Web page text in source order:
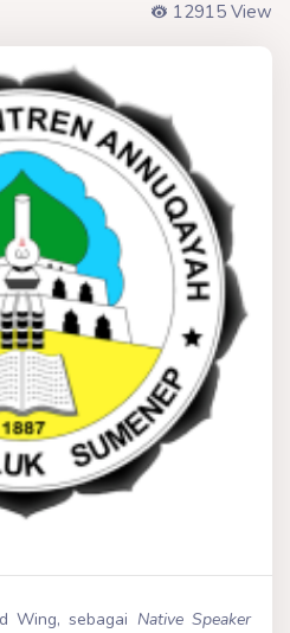
12915 View
Wing, sebagai Native Speaker